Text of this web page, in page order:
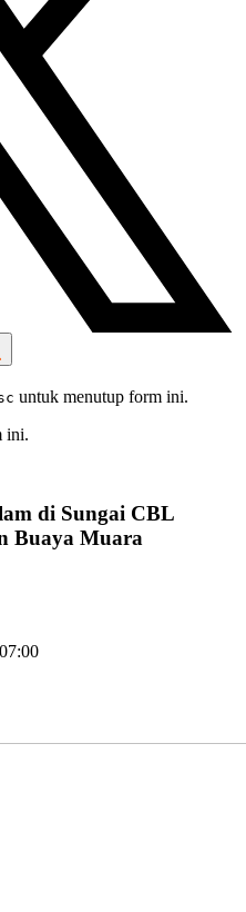
untuk menutup form ini.
ini.
di Sungai CBL
Buaya Muara